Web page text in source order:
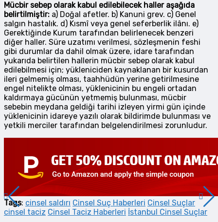
Mücbir sebep olarak kabul edilebilecek haller aşağıda
belirtilmiştir: a) Doğal afetler. b) Kanuni grev. c) Genel
salgın hastalık. d) Kısmî veya genel seferberlik ilânı. e)
Gerektiğinde Kurum tarafından belirlenecek benzeri
diğer haller. Süre uzatımı verilmesi, sözleşmenin feshi
gibi durumlar da dahil olmak üzere, idare tarafından
yukarıda belirtilen hallerin mücbir sebep olarak kabul
edilebilmesi için; yükleniciden kaynaklanan bir kusurdan
ileri gelmemiş olması, taahhüdün yerine getirilmesine
engel nitelikte olması, yüklenicinin bu engeli ortadan
kaldırmaya gücünün yetmemiş bulunması, mücbir
sebebin meydana geldiği tarihi izleyen yirmi gün içinde
yüklenicinin idareye yazılı olarak bildirimde bulunması ve
yetkili merciler tarafından belgelendirilmesi zorunludur.
Tags: cinsel saldırı Cinsel Suç Haberleri Cinsel Suçlar
cinsel taciz Cinsel Taciz Haberleri İstanbul Cinsel Suçlar